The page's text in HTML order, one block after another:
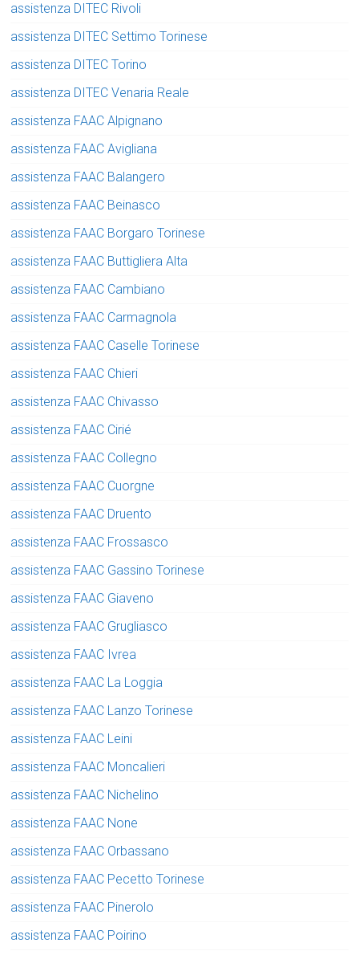
assistenza DITEC Rivoli
assistenza DITEC Settimo Torinese
assistenza DITEC Torino
assistenza DITEC Venaria Reale
assistenza FAAC Alpignano
assistenza FAAC Avigliana
assistenza FAAC Balangero
assistenza FAAC Beinasco
assistenza FAAC Borgaro Torinese
assistenza FAAC Buttigliera Alta
assistenza FAAC Cambiano
assistenza FAAC Carmagnola
assistenza FAAC Caselle Torinese
assistenza FAAC Chieri
assistenza FAAC Chivasso
assistenza FAAC Cirié
assistenza FAAC Collegno
assistenza FAAC Cuorgne
assistenza FAAC Druento
assistenza FAAC Frossasco
assistenza FAAC Gassino Torinese
assistenza FAAC Giaveno
assistenza FAAC Grugliasco
assistenza FAAC Ivrea
assistenza FAAC La Loggia
assistenza FAAC Lanzo Torinese
assistenza FAAC Leini
assistenza FAAC Moncalieri
assistenza FAAC Nichelino
assistenza FAAC None
assistenza FAAC Orbassano
assistenza FAAC Pecetto Torinese
assistenza FAAC Pinerolo
assistenza FAAC Poirino